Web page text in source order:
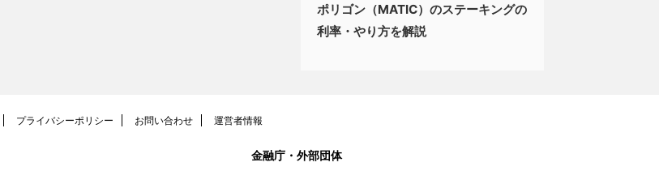
ポリゴン（MATIC）のステーキングの
利率・やり方を解説
プライバシーポリシー お問い合わせ 運営者情報
金融庁・外部団体